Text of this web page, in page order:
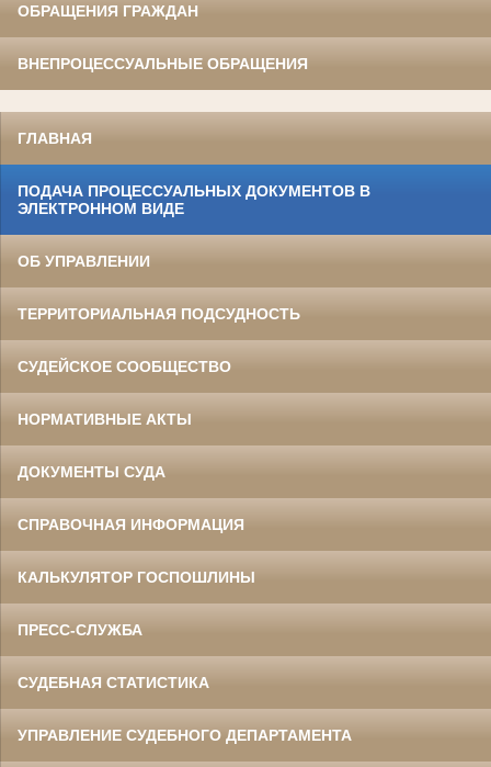
ОБРАЩЕНИЯ ГРАЖДАН
ВНЕПРОЦЕССУАЛЬНЫЕ ОБРАЩЕНИЯ
ГЛАВНАЯ
ПОДАЧА ПРОЦЕССУАЛЬНЫХ ДОКУМЕНТОВ В
ЭЛЕКТРОННОМ ВИДЕ
ОБ УПРАВЛЕНИИ
ТЕРРИТОРИАЛЬНАЯ ПОДСУДНОСТЬ
СУДЕЙСКОЕ СООБЩЕСТВО
НОРМАТИВНЫЕ АКТЫ
ДОКУМЕНТЫ СУДА
СПРАВОЧНАЯ ИНФОРМАЦИЯ
КАЛЬКУЛЯТОР ГОСПОШЛИНЫ
ПРЕСС-СЛУЖБА
СУДЕБНАЯ СТАТИСТИКА
УПРАВЛЕНИЕ СУДЕБНОГО ДЕПАРТАМЕНТА